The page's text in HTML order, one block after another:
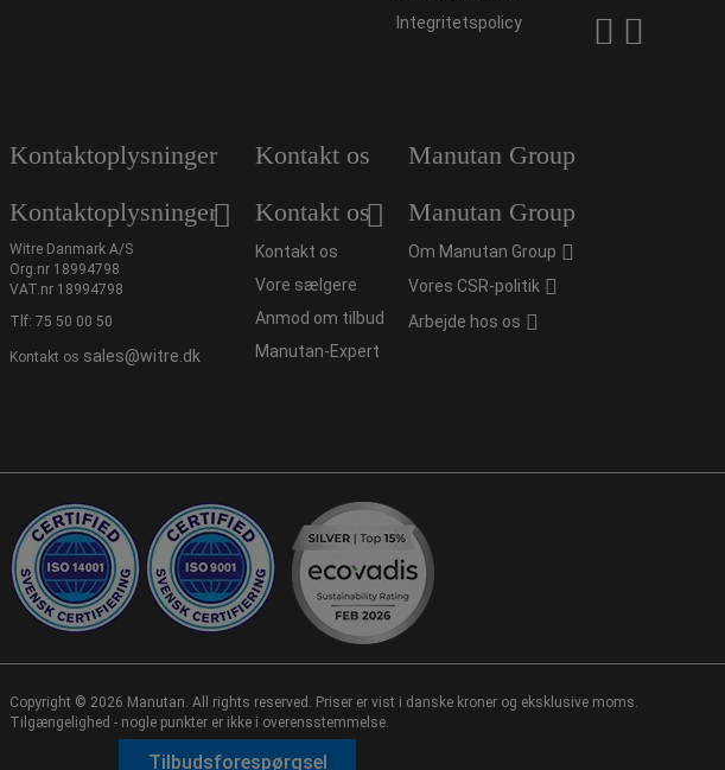
Tilbudsforespørgsel
Integritetspolicy
Kontaktoplysninger
Kontaktoplysninger
Witre Danmark A/S
Org.nr 18994798
VAT.nr 18994798
Tlf: 75 50 00 50
Kontakt os sales@witre.dk
Kontakt os
Kontakt os
Kontakt os
Vore sælgere
Anmod om tilbud
Manutan-Expert
Manutan Group
Manutan Group
Om Manutan Group
Vores CSR-politik
Arbejde hos os
Copyright © 2026 Manutan. All rights reserved. Priser er vist i danske kroner og eksklusive moms.
Tilgængelighed - nogle punkter er ikke i overensstemmelse.